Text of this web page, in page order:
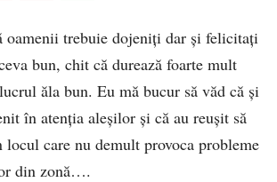
oamenii trebuie dojeniți dar și felicitați
bun, chit că durează foarte mult
ăla bun. Eu mă bucur să văd că și
în atenția aleșilor și că au reușit să
locul care nu demult provoca probleme
din zonă….